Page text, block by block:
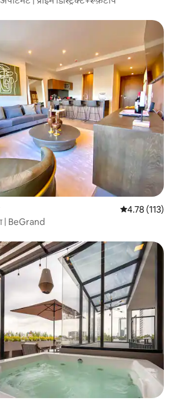
औसत रेटिंग 5 में से
4.78 (113)
| BeGrand